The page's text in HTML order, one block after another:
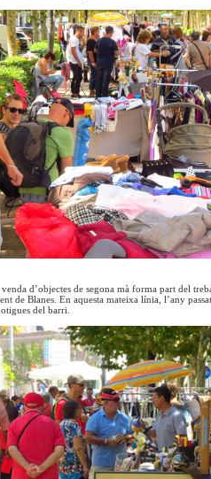
d’objectes de segona mà forma part del
de Blanes. En aquesta mateixa línia, l’any
del barri.